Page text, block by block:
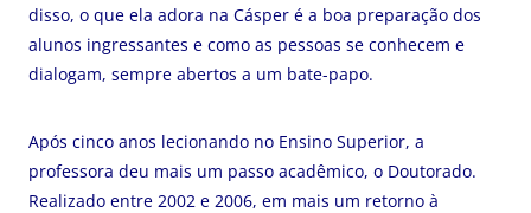
disso, o que ela adora na Cásper é a boa preparação dos
alunos ingressantes e como as pessoas se conhecem e
dialogam, sempre abertos a um bate-papo.
Após cinco anos lecionando no Ensino Superior, a
professora deu mais um passo acadêmico, o Doutorado.
Realizado entre 2002 e 2006, em mais um retorno à